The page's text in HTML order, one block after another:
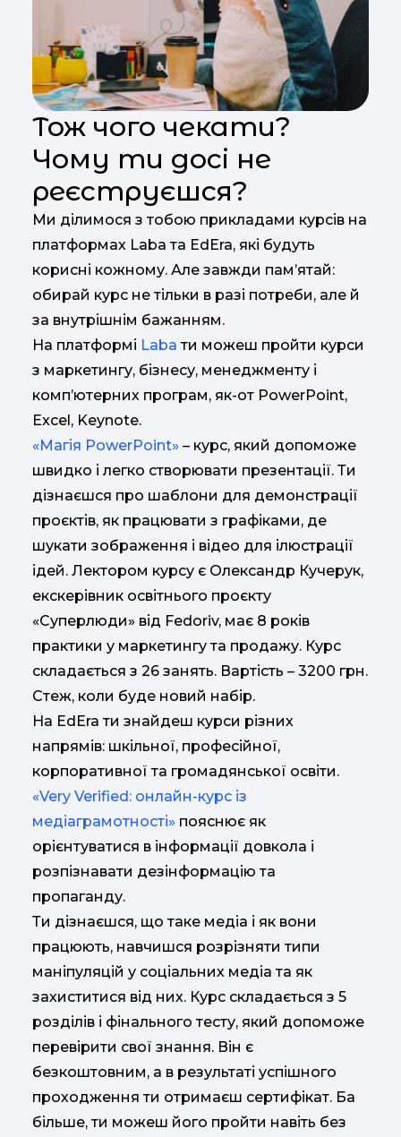
Тож чого чекати?
Чому ти досі не
реєструєшся?
Ми ділимося з тобою прикладами курсів на
платформах Laba та EdEra, які будуть
корисні кожному. Але завжди пам’ятай:
обирай курс не тільки в разі потреби, але й
за внутрішнім бажанням.
На платформі Laba ти можеш пройти курси
з маркетингу, бізнесу, менеджменту і
комп’ютерних програм, як-от PowerPoint,
Excel, Keynote.
«Магія PowerPoint» – курс, який допоможе
швидко і легко створювати презентації. Ти
дізнаєшся про шаблони для демонстрації
проєктів, як працювати з графіками, де
шукати зображення і відео для ілюстрації
ідей. Лектором курсу є Олександр Кучерук,
екскерівник освітнього проєкту
«Суперлюди» від Fedoriv, має 8 років
практики у маркетингу та продажу. Курс
складається з 26 занять. Вартість – 3200 грн.
Стеж, коли буде новий набір.
На EdEra ти знайдеш курси різних
напрямів: шкільної, професійної,
корпоративної та громадянської освіти.
«Very Verified: онлайн-курс із
медіаграмотності» пояснює як
орієнтуватися в інформації довкола і
розпізнавати дезінформацію та
пропаганду.
Ти дізнаєшся, що таке медіа і як вони
працюють, навчишся розрізняти типи
маніпуляцій у соціальних медіа та як
захиститися від них. Курс складається з 5
розділів і фінального тесту, який допоможе
перевірити свої знання. Він є
безкоштовним, а в результаті успішного
проходження ти отримаєш сертифікат. Ба
більше, ти можеш його пройти навіть без